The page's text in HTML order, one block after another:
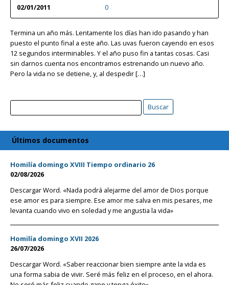
02/01/2011 0
Termina un año más. Lentamente los días han ido pasando y han
puesto el punto final a este año. Las uvas fueron cayendo en esos
12 segundos interminables. Y el año puso fin a tantas cosas. Casi
sin darnos cuenta nos encontramos estrenando un nuevo año.
Pero la vida no se detiene, y, al despedir […]
Buscar Buscar
Últimos documentos
Homilía domingo XVIII Tiempo ordinario 26
02/08/2026
Descargar Word. «Nada podrá alejarme del amor de Dios porque
ese amor es para siempre. Ese amor me salva en mis pesares, me
levanta cuando vivo en soledad y me angustia la vida»
Homilía domingo XVII 2026
26/07/2026
Descargar Word. «Saber reaccionar bien siempre ante la vida es
una forma sabia de vivir. Seré más feliz en el proceso, en el ahora.